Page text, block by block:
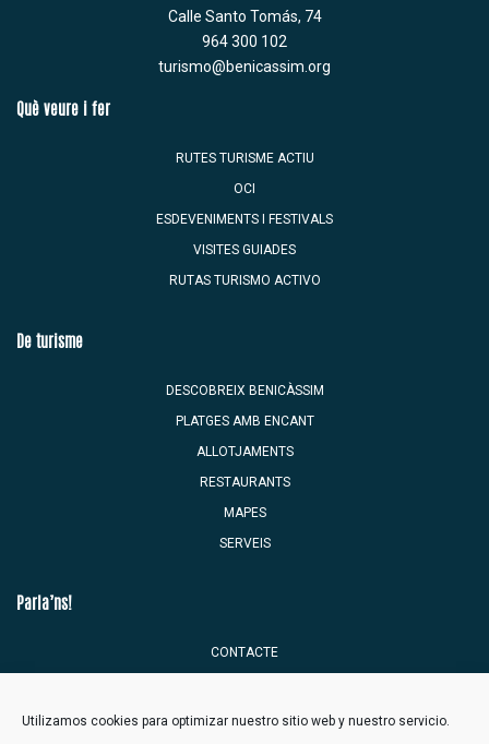
Utilizamos cookies para optimizar nuestro sitio web y nuestro servicio.
Calle Santo Tomás, 74
964 300 102
turismo@benicassim.org
Què veure i fer
RUTES TURISME ACTIU
OCI
ESDEVENIMENTS I FESTIVALS
VISITES GUIADES
RUTAS TURISMO ACTIVO
De turisme
DESCOBREIX BENICÀSSIM
PLATGES AMB ENCANT
ALLOTJAMENTS
RESTAURANTS
MAPES
SERVEIS
Parla’ns!
CONTACTE